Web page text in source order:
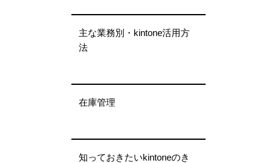
主な業務別・kintone活用方
法
在庫管理
知っておきたいkintoneのき